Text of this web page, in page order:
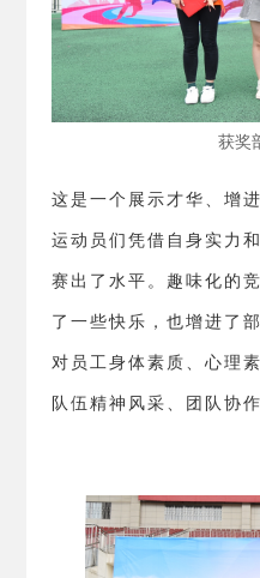
获奖
这是一个展示才华、增
运动员们凭借自身实力
赛出了水平。趣味化的
了一些快乐，也增进了
对员工身体素质、心理
队伍精神风采、团队协